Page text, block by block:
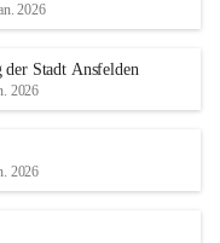
2026
der Stadt Ansfelden
2026
2026